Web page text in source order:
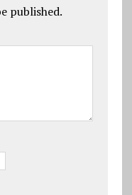
published.